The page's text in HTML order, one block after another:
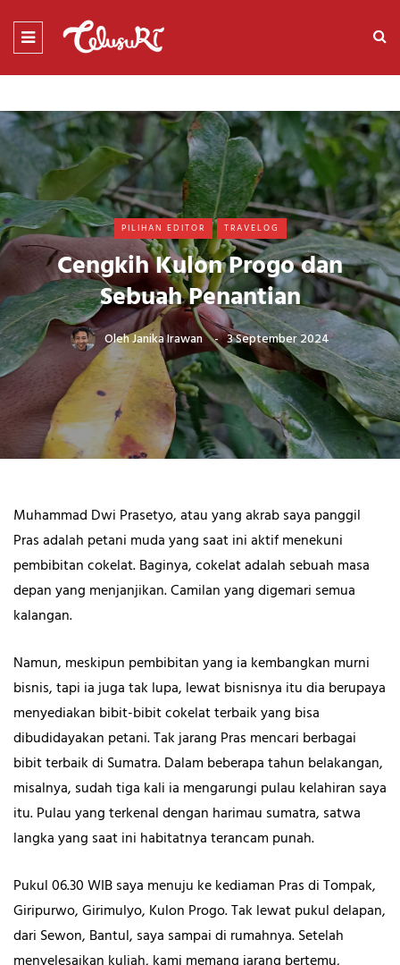
PILIHAN EDITOR TRAVELOG
Cengkih Kulon Progo dan
Sebuah Penantian
OlehJanika Irawan 3 September 2024
Muhammad Dwi Prasetyo, atau yang akrab saya panggil
Pras adalah petani muda yang saat ini aktif menekuni
pembibitan cokelat. Baginya, cokelat adalah sebuah masa
depan yang menjanjikan. Camilan yang digemari semua
kalangan.
Namun, meskipun pembibitan yang ia kembangkan murni
bisnis, tapi ia juga tak lupa, lewat bisnisnya itu dia berupaya
menyediakan bibit-bibit cokelat terbaik yang bisa
dibudidayakan petani. Tak jarang Pras mencari berbagai
bibit terbaik di Sumatra. Dalam beberapa tahun belakangan,
misalnya, sudah tiga kali ia mengarungi pulau kelahiran saya
itu. Pulau yang terkenal dengan harimau sumatra, satwa
langka yang saat ini habitatnya terancam punah.
Pukul 06.30 WIB saya menuju ke kediaman Pras di Tompak,
Giripurwo, Girimulyo, Kulon Progo. Tak lewat pukul delapan,
dari Sewon, Bantul, saya sampai di rumahnya. Setelah